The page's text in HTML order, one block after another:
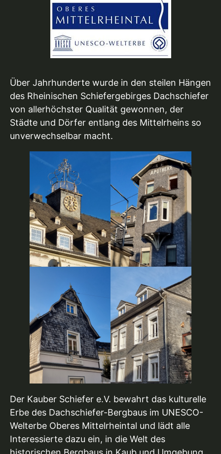
Über Jahrhunderte wurde in den steilen Hängen
des Rheinischen Schiefergebirges Dachschiefer
von allerhöchster Qualität gewonnen, der
Städte und Dörfer entlang des Mittelrheins so
unverwechselbar macht.
Der Kauber Schiefer e.V. bewahrt das kulturelle
Erbe des Dachschiefer-Bergbaus im UNESCO-
Welterbe Oberes Mittelrheintal und lädt alle
Interessierte dazu ein, in die Welt des